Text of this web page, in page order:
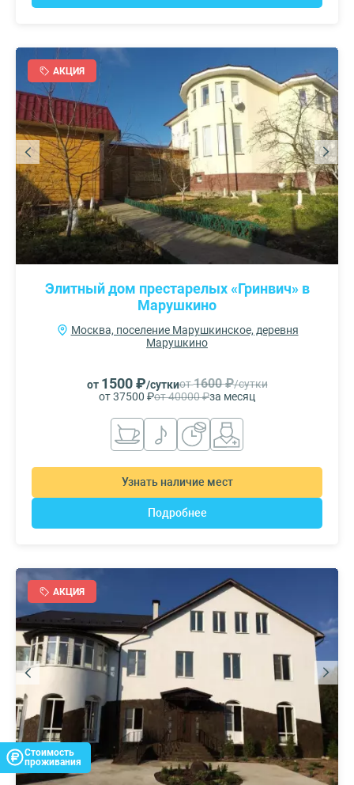
АКЦИЯ
Элитный дом престарелых «Гринвич» в
Марушкино
Москва, поселение Марушкинское, деревня
Марушкино
от 1500 ₽/суткиот1600 ₽/сутки
от 37500 ₽от 40000 ₽за месяц
Узнать наличие мест
Подробнее
АКЦИЯ
Стоимость
проживания